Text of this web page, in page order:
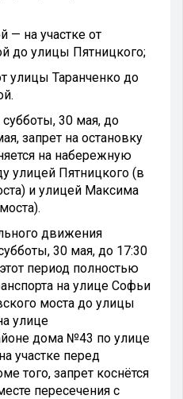
— на участке от
до улицы Пятницкого;
улицы Таранченко до
30 мая, до
запрет на остановку
на набережную
улицей Пятницкого (в
и улицей Максима
движения
30 мая, до 17:30
период полностью
на улице Софьи
моста до улицы
улице
дома №43 по улице
участке перед
того, запрет коснётся
пересечения с